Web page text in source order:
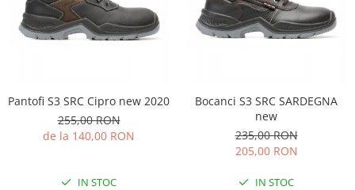
Pantofi S3 SRC Cipro new 2020
255,00 RON
de la 140,00 RON
IN STOC
Bocanci S3 SRC SARDEGNA
new
235,00 RON
205,00 RON
IN STOC